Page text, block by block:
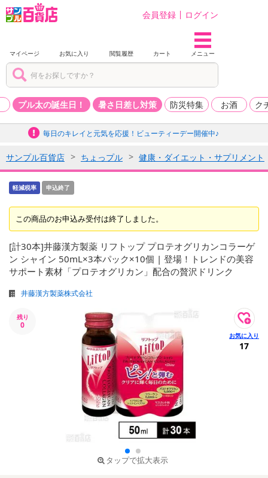
会員登録 ログイン
マイページ お気に入り 閲覧履歴 カート メニュー
プル太の誕生日！ 暑さ日差し対策 防災特集 お酒 ク
毎日のキレイと元気を応援！ビューティーデー開催中♪
サンプル百貨店 ちょっプル 健康・ダイエット・サプリメント
軽減税率 申込終了
この商品のお申込み受付は終了しました。
[計30本]井藤漢方製薬 リフトップ プロテオグリカンコラーゲ
ン シャイン 50mL×3本パック×10個 | 登場！トレンドの美容
サポート素材「プロテオグリカン」配合の贅沢ドリンク
井藤漢方製薬株式会社
残り
0
タップで拡大表示
17